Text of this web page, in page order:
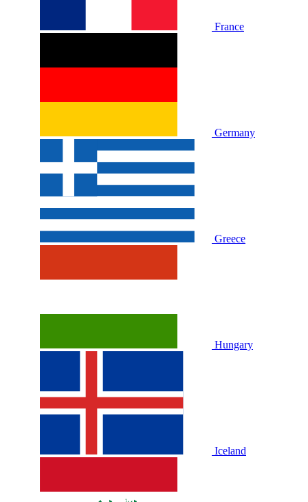
France
Germany
Greece
Hungary
Iceland